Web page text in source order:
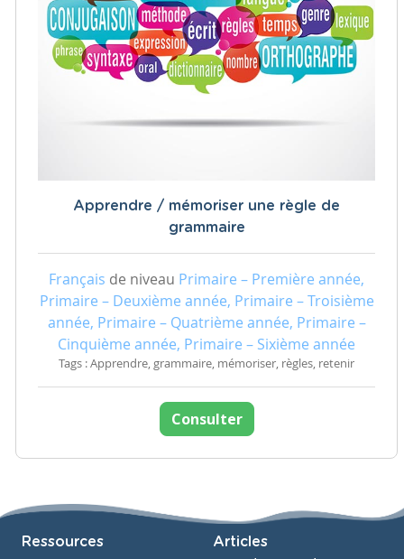
Apprendre / mémoriser une règle de
grammaire
Français de niveau Primaire – Première année,
Primaire – Deuxième année, Primaire – Troisième
année, Primaire – Quatrième année, Primaire –
Cinquième année, Primaire – Sixième année
Tags : Apprendre, grammaire, mémoriser, règles, retenir
Consulter
Ressources Articles